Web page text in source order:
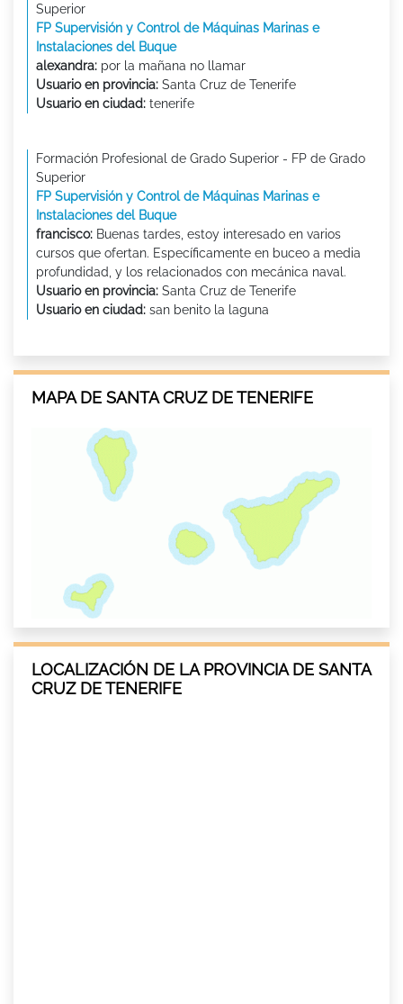
Superior
FP Supervisión y Control de Máquinas Marinas e
Instalaciones del Buque
alexandra: por la mañana no llamar
Usuario en provincia: Santa Cruz de Tenerife
Usuario en ciudad: tenerife
Formación Profesional de Grado Superior - FP de Grado
Superior
FP Supervisión y Control de Máquinas Marinas e
Instalaciones del Buque
francisco: Buenas tardes, estoy interesado en varios
cursos que ofertan. Específicamente en buceo a media
profundidad, y los relacionados con mecánica naval.
Usuario en provincia: Santa Cruz de Tenerife
Usuario en ciudad: san benito la laguna
MAPA DE SANTA CRUZ DE TENERIFE
LOCALIZACIÓN DE LA PROVINCIA DE SANTA
CRUZ DE TENERIFE